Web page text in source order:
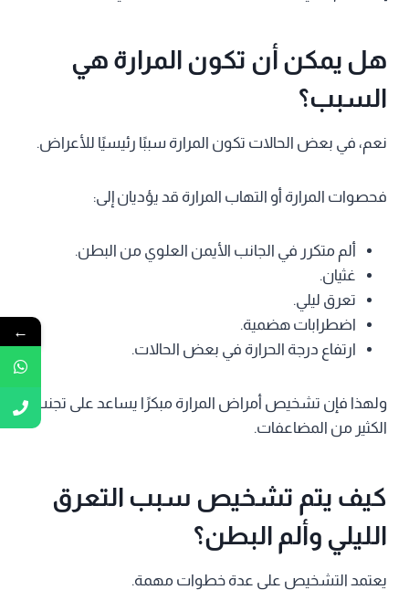
هل يمكن أن تكون المرارة هي
السبب؟
نعم، في بعض الحالات تكون المرارة سببًا رئيسيًا للأعراض.
فحصوات المرارة أو التهاب المرارة قد يؤديان إلى:
ألم متكرر في الجانب الأيمن العلوي من البطن.
غثيان.
تعرق ليلي.
اضطرابات هضمية.
ارتفاع درجة الحرارة في بعض الحالات.
ولهذا فإن تشخيص أمراض المرارة مبكرًا يساعد على تجنب
الكثير من المضاعفات.
كيف يتم تشخيص سبب التعرق
الليلي وألم البطن؟
يعتمد التشخيص على عدة خطوات مهمة.
←